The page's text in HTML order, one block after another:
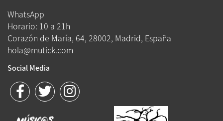
WhatsApp
Horario: 10 a 21h
Corazón de María, 64, 28002, Madrid, España
hola@mutick.com
Social Media